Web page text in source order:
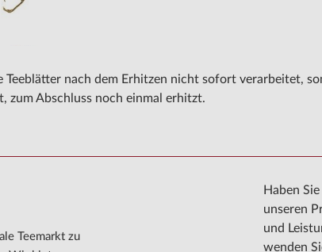
nach dem Erhitzen nicht sofort verarbeitet,
zum Abschluss noch einmal erhitzt.
Teemarkt zu
Haben
unseren
und
wenden